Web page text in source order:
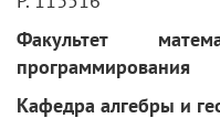
Факультет
программирования
Кафедра алгебры и